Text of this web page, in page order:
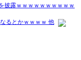
披露ｗｗｗｗｗｗｗｗｗｗ
るとかｗｗｗｗ 他